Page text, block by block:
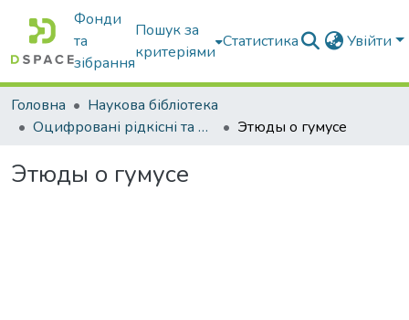
Фонди
та
зібрання
Пошук за
критеріями
Статистика Увійти
Головна
Наукова бібліотека
Оцифровані рідкісні та цінні видання з фонду наукової бібліотеки
Этюды о гумусе
Этюды о гумусе